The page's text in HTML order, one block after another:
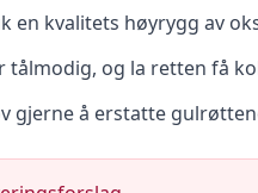
en kvalitets høyrygg av
tålmodig, og la retten få
gjerne å erstatte